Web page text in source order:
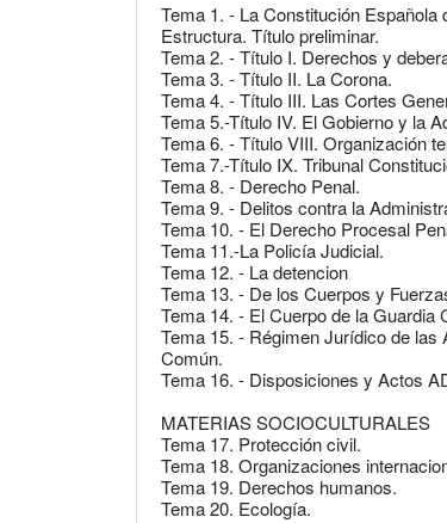
Tema 1. - La Constitución
Estructura. Título preliminar.
Tema 2. - Título I. Derechos y
Tema 3. - Título II. La Corona.
Tema 4. - Título III. Las Cortes
Tema 5.-Título IV. El Gobierno y la
Tema 6. - Título VIII. Organización
Tema 7.-Título IX. Tribunal
Tema 8. - Derecho Penal.
Tema 9. - Delitos contra la
Tema 10. - El Derecho Procesal
Tema 11.-La Policía Judicial.
Tema 12. - La detencion
Tema 13. - De los Cuerpos y
Tema 14. - El Cuerpo de la Guardia
Tema 15. - Régimen Jurídico de
Común.
Tema 16. - Disposiciones y Actos
MATERIAS SOCIOCULTURALES
Tema 17. Protección civil.
Tema 18. Organizaciones
Tema 19. Derechos humanos.
Tema 20. Ecología.